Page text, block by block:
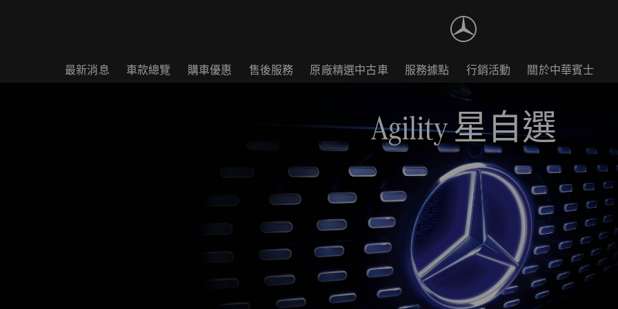
最新消息 車款總覽 購車優惠 售後服務 原廠精選中古車 服務據點 行銷活動 關於中華賓士
Agility 星自選